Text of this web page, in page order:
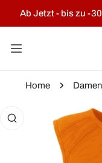
SPRINGEN
Ab Jetzt - bis zu -
Home